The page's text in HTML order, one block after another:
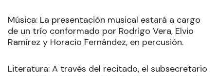
Música: La presentación musical estará a cargo
de un trío conformado por Rodrigo Vera, Elvio
Ramírez y Horacio Fernández, en percusión.
Literatura: A través del recitado, el subsecretario